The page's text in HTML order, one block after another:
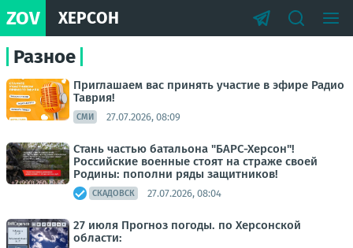
ZOV ХЕРСОН
Разное
Приглашаем вас принять участие в эфире Радио
Таврия!
СМИ 27.07.2026, 08:09
Стань частью батальона "БАРС-Херсон"!
Российские военные стоят на страже своей
Родины: пополни ряды защитников!
СКАДОВСК 27.07.2026, 08:04
27 июля Прогноз погоды. по Херсонской
области: